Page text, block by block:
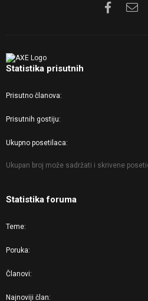
Statistika prisutnih
Prisutno članova
Prisutnih gostiju
Ukupno posetilaca
Ukupan broj može sadržati i skrivene
Statistika foruma
Teme
Poruka
Članovi
Najnoviji član